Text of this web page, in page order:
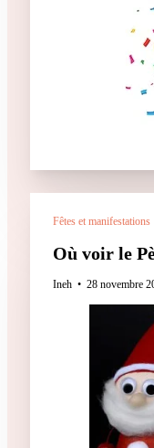
Fêtes et manifestations
Où voir le
Ineh 28 novembre